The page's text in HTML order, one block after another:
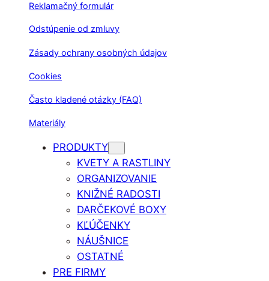
Reklamačný formulár
Odstúpenie od zmluvy
Zásady ochrany osobných údajov
Cookies
Často kladené otázky (FAQ)
Materiály
PRODUKTY
KVETY A RASTLINY
ORGANIZOVANIE
KNIŽNÉ RADOSTI
DARČEKOVÉ BOXY
KĽÚČENKY
NÁUŠNICE
OSTATNÉ
PRE FIRMY